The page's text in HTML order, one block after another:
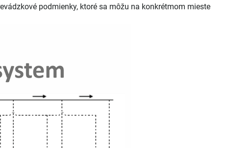
podmienky, ktoré sa môžu na konkrétmom mieste